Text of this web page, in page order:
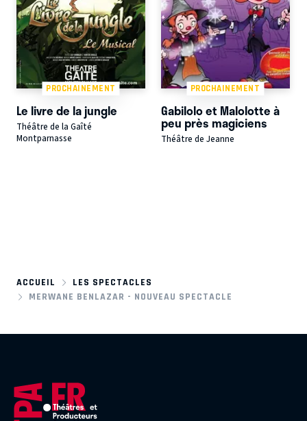
PROCHAINEMENT
Le livre de la jungle
Théâtre de la Gaîté
Montparnasse
PROCHAINEMENT
Gabilolo et Malolotte à
peu près magiciens
Théâtre de Jeanne
ACCUEIL
LES SPECTACLES
MERWANE BENLAZAR - NOUVEAU SPECTACLE